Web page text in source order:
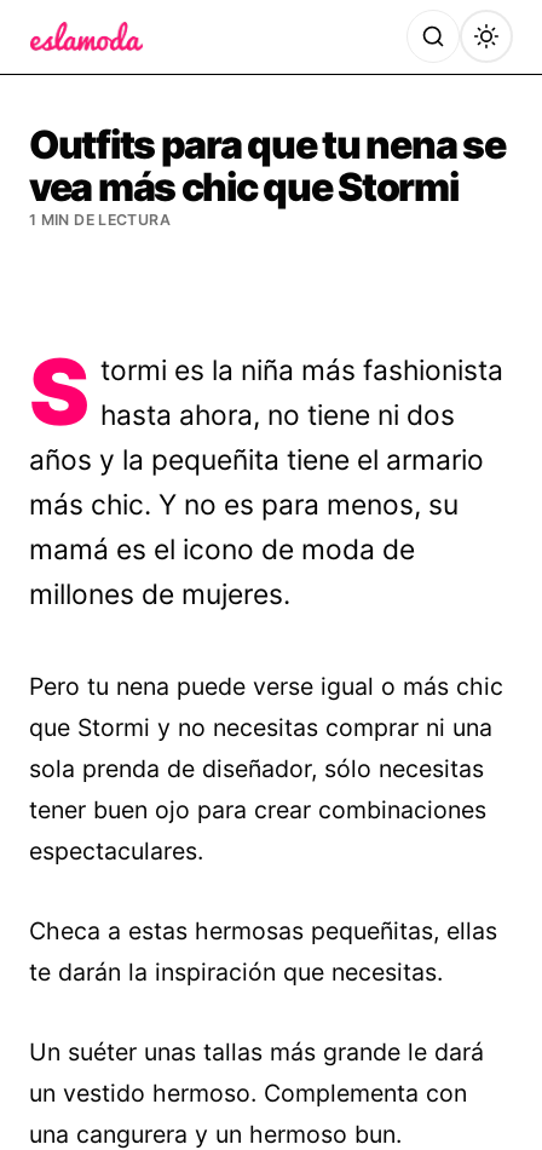
Outfits para que tu nena se
vea más chic que Stormi
1 MIN DE LECTURA
S tormi es la niña más fashionista
hasta ahora, no tiene ni dos
años y la pequeñita tiene el armario
más chic. Y no es para menos, su
mamá es el icono de moda de
millones de mujeres.
Pero tu nena puede verse igual o más chic
que Stormi y no necesitas comprar ni una
sola prenda de diseñador, sólo necesitas
tener buen ojo para crear combinaciones
espectaculares.
Checa a estas hermosas pequeñitas, ellas
te darán la inspiración que necesitas.
Un suéter unas tallas más grande le dará
un vestido hermoso. Complementa con
una cangurera y un hermoso bun.